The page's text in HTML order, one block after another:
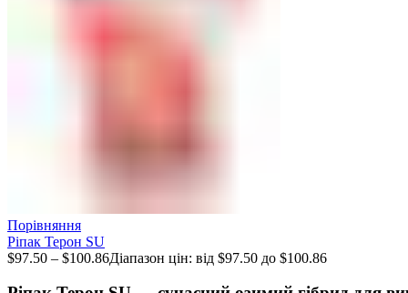
Порівняння
Ріпак Терон SU
$97.50 – $100.86Діапазон цін: від $97.50 до $100.86